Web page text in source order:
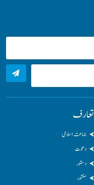
تعارف
جماعت اسلامی
دعوت
دستور
منشور